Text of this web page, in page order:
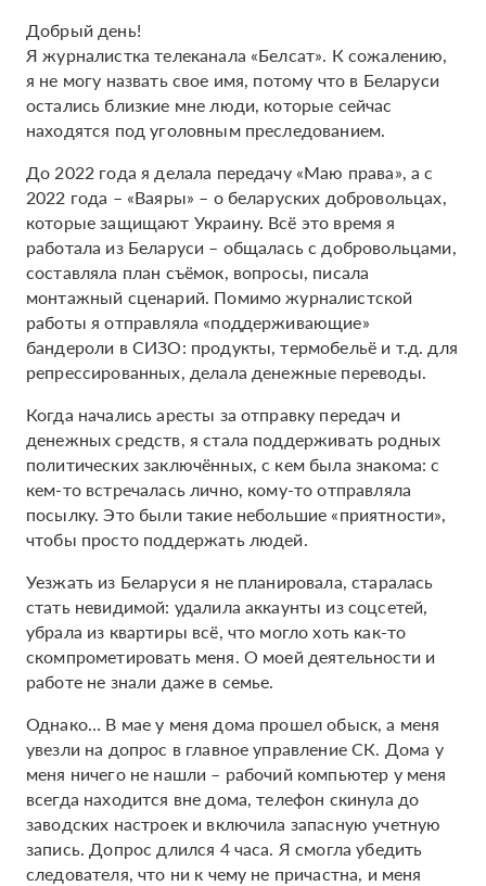
Добрый день!
Я журналистка телеканала «Белсат». К сожалению,
я не могу назвать свое имя, потому что в Беларуси
остались близкие мне люди, которые сейчас
находятся под уголовным преследованием.
До 2022 года я делала передачу «Маю права», а с
2022 года – «Ваяры» – о беларуских добровольцах,
которые защищают Украину. Всё это время я
работала из Беларуси – общалась с добровольцами,
составляла план съёмок, вопросы, писала
монтажный сценарий. Помимо журналистской
работы я отправляла «поддерживающие»
бандероли в СИЗО: продукты, термобельё и т.д. для
репрессированных, делала денежные переводы.
Когда начались аресты за отправку передач и
денежных средств, я стала поддерживать родных
политических заключённых, с кем была знакома: с
кем-то встречалась лично, кому-то отправляла
посылку. Это были такие небольшие «приятности»,
чтобы просто поддержать людей.
Уезжать из Беларуси я не планировала, старалась
стать невидимой: удалила аккаунты из соцсетей,
убрала из квартиры всё, что могло хоть как-то
скомпрометировать меня. О моей деятельности и
работе не знали даже в семье.
Однако… В мае у меня дома прошел обыск, а меня
увезли на допрос в главное управление СК. Дома у
меня ничего не нашли – рабочий компьютер у меня
всегда находится вне дома, телефон скинула до
заводских настроек и включила запасную учетную
запись. Допрос длился 4 часа. Я смогла убедить
следователя, что ни к чему не причастна, и меня